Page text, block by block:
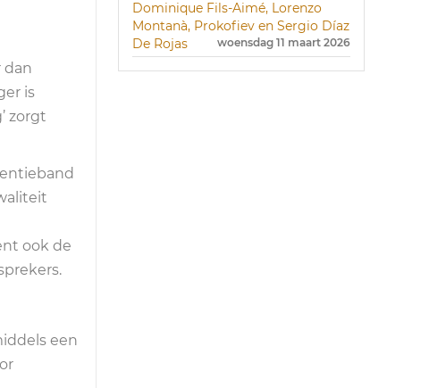
dan
is
zorgt
ook de
een
Dominique Fils-Aimé, Lorenzo
Montanà, Prokofiev en Sergio Díaz
De Rojas
woensdag 11 maart 2026